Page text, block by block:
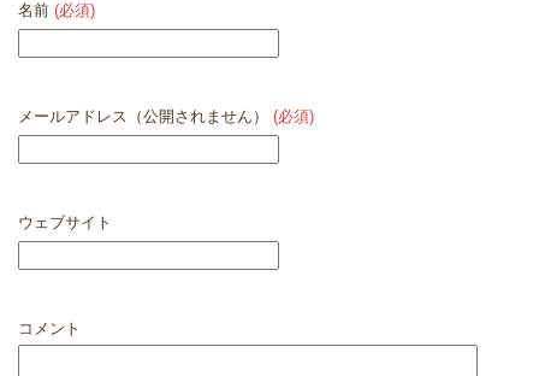
名前 (必須)
メールアドレス（公開されません） (必須)
ウェブサイト
コメント